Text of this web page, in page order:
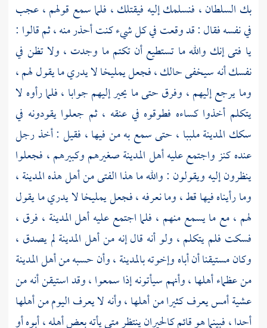
بك السلطان ، فنسلمك إليه فيقتلك ، فلما سمع قولهم ، عجب
في نفسه فقال : قد وقعت في كل شيء كنت أحذر منه ، ثم قالوا :
يا فتى إنك والله ما تستطيع أن تكتم ما وجدت ، ولا تظن في
نفسك أنه سيخفى حالك ، فجعليمليخالا يدري ما يقول لهم ،
وما يرجع إليهم ، وفرق حتى ما يحير إليهم جوابا ، فلما رأوه لا
يتكلم أخذوا كساءه فطوقوه في عنقه ، ثم جعلوا يقودونه في
سكك المدينة ملببا ، حتى سمع به من فيها ، فقيل : أخذ رجل
عنده كنز واجتمع عليه أهل المدينة صغيرهم وكبيرهم ، فجعلوا
ينظرون إليه ويقولون : والله ما هذا الفتى من أهل هذه المدينة ،
وما رأيناه فيها قط ، وما نعرفه ، فجعليمليخالا يدري ما يقول
لهم ، مع ما يسمع منهم ، فلما اجتمع عليه أهل المدينة ، فرق ،
فسكت فلم يتكلم ، ولو أنه قال إنه من أهل المدينة لم يصدق ،
وكان مستيقنا أن أباه وإخوته بالمدينة ، وأن حسبه من أهل المدينة
من عظماء أهلها ، وأنهم سيأتونه إذا سمعوا ، وقد استيقن أنه من
عشية أمس يعرف كثيرا من أهلها ، وأنه لا يعرف اليوم من أهلها
أحدا ، فبينما هو قائم كالحيران ينتظر متى يأته بعض أهله ، أبوه أو